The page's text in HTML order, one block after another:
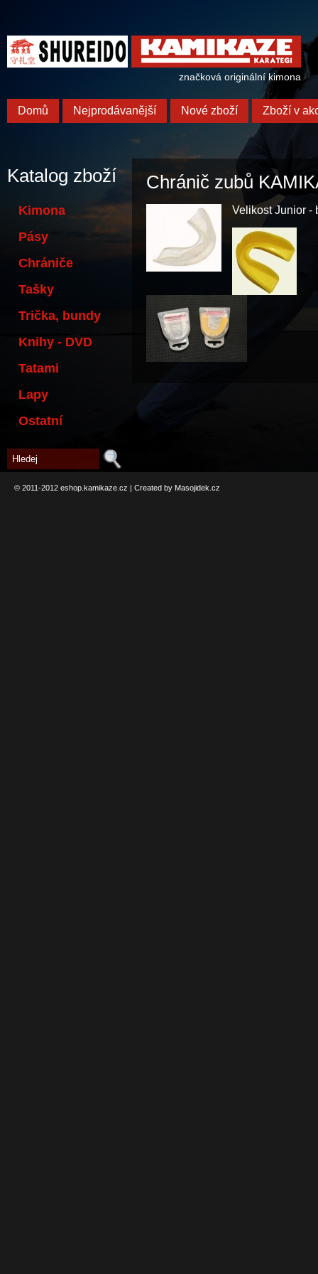
značková originální kimona
Domů Nejprodávanější Nové zboží Zboží v
Katalog zboží
Kimona
Pásy
Chrániče
Tašky
Trička, bundy
Knihy - DVD
Tatami
Lapy
Ostatní
Chránič zubů
Velikost Junior -
© 2011-2012 eshop.kamikaze.cz | Created by Masojidek.cz